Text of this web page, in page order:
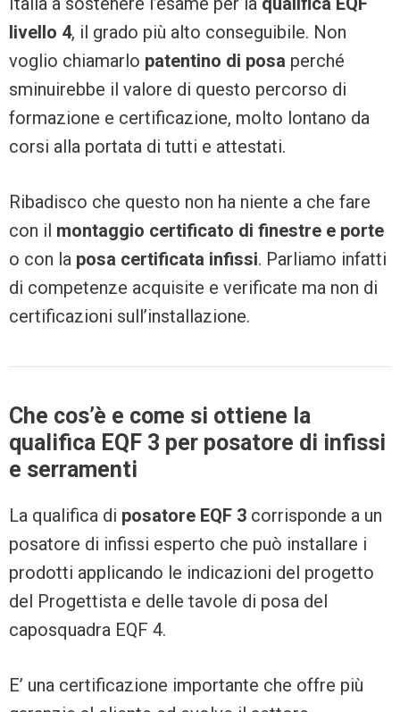
livello 4, il grado più alto conseguibile. Non
voglio chiamarlo patentino di posa perché
sminuirebbe il valore di questo percorso di
formazione e certificazione, molto lontano da
corsi alla portata di tutti e attestati.
Ribadisco che questo non ha niente a che fare
con il montaggio certificato di finestre e porte
o con la posa certificata infissi. Parliamo infatti
di competenze acquisite e verificate ma non di
certificazioni sull’installazione.
Che cos’è e come si ottiene la
qualifica EQF 3 per posatore di infissi
e serramenti
La qualifica di posatore EQF 3 corrisponde a un
posatore di infissi esperto che può installare i
prodotti applicando le indicazioni del progetto
del Progettista e delle tavole di posa del
caposquadra EQF 4.
E’ una certificazione importante che offre più